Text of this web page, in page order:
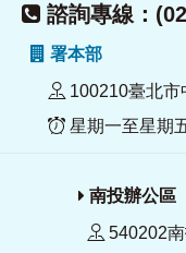
諮詢專線：
署本部
100210臺北市
星期一至星期
南投辦公區
540202